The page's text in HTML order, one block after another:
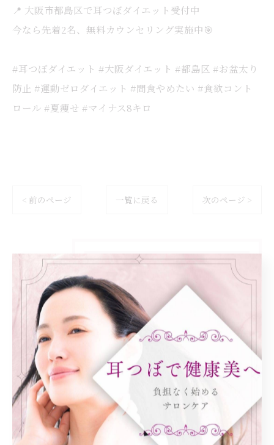
📍 大阪市都島区で耳つぼダイエット受付中
今なら先着2名、無料カウンセリング実施中🎯
#耳つぼダイエット #大阪ダイエット #都島区 #お盆太り
防止 #運動ゼロダイエット #間食やめたい #食欲コント
ロール #夏痩せ #マイナス8キロ
< 前のページ 一覧に戻る 次のページ >
カテゴリー Categories
全てのカテゴリー
ダイエット
美容エステ
食欲
痩身